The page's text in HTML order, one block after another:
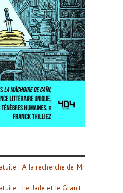
: A la recherche de Mr
: Le Jade et le Granit